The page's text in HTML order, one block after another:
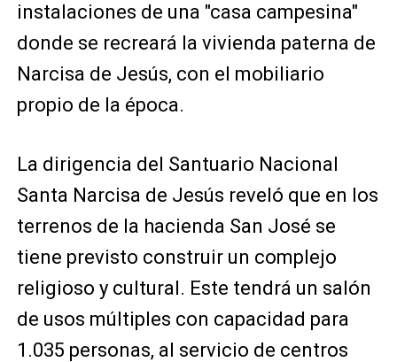
instalaciones de una "casa campesina"
donde se recreará la vivienda paterna de
Narcisa de Jesús, con el mobiliario
propio de la época.
La dirigencia del Santuario Nacional
Santa Narcisa de Jesús reveló que en los
terrenos de la hacienda San José se
tiene previsto construir un complejo
religioso y cultural. Este tendrá un salón
de usos múltiples con capacidad para
1.035 personas, al servicio de centros